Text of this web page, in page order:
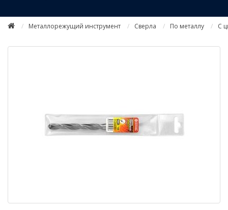
Металлорежущий инструмент Сверла По металлу С